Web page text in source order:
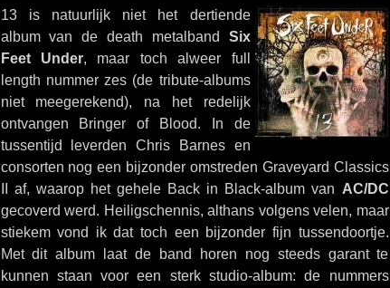
13 is natuurlijk niet het dertiende
album van de death metalband Six
Feet Under, maar toch alweer full
length nummer zes (de tribute-albums
niet meegerekend), na het redelijk
ontvangen Bringer of Blood. In de
tussentijd leverden Chris Barnes en
consorten nog een bijzonder omstreden Graveyard Classics
II af, waarop het gehele Back in Black-album van AC/DC
gecoverd werd. Heiligschennis, althans volgens velen, maar
stiekem vond ik dat toch een bijzonder fijn tussendoortje.
Met dit album laat de band horen nog steeds garant te
kunnen staan voor een sterk studio-album: de nummers